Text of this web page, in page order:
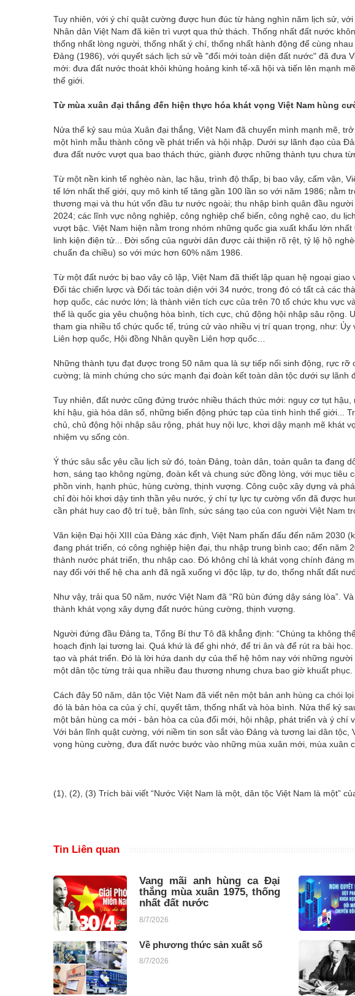
Tuy nhiên, với ý chí quật cường được hun đúc từ hàng nghìn năm lịch sử,
Nhân dân Việt Nam đã kiên trì vượt qua thử thách. Thống nhất đất nước
thống nhất lòng người, thống nhất ý chí, thống nhất hành động để cùng
Đảng (1986), với quyết sách lịch sử về "đổi mới toàn diện đất nước" đã đưa
mới: đưa đất nước thoát khỏi khủng hoảng kinh tế-xã hội và tiến lên mạnh
thế giới.
Từ mùa xuân đại thắng đến hiện thực hóa khát vọng Việt Nam hùng
Nửa thế kỷ sau mùa Xuân đại thắng, Việt Nam đã chuyển mình mạnh mẽ,
một hình mẫu thành công về phát triển và hội nhập. Dưới sự lãnh đạo của
đưa đất nước vượt qua bao thách thức, giành được những thành tựu chưa
Từ một nền kinh tế nghèo nàn, lạc hậu, trình độ thấp, bị bao vây, cấm vận,
tế lớn nhất thế giới, quy mô kinh tế tăng gần 100 lần so với năm 1986; nằm
thương mại và thu hút vốn đầu tư nước ngoài; thu nhập bình quân đầu
2024; các lĩnh vực nông nghiệp, công nghiệp chế biến, công nghệ cao, du
vượt bậc. Việt Nam hiện nằm trong nhóm những quốc gia xuất khẩu lớn
linh kiện điện tử... Đời sống của người dân được cải thiện rõ rệt, tỷ lệ hộ
chuẩn đa chiều) so với mức hơn 60% năm 1986.
Từ một đất nước bị bao vây cô lập, Việt Nam đã thiết lập quan hệ ngoại
Đối tác chiến lược và Đối tác toàn diện với 34 nước, trong đó có tất cả các
hợp quốc, các nước lớn; là thành viên tích cực của trên 70 tổ chức khu vực
thế là quốc gia yêu chuộng hòa bình, tích cực, chủ động hội nhập sâu rộng.
tham gia nhiều tổ chức quốc tế, trúng cử vào nhiều vị trí quan trọng, như:
Liên hợp quốc, Hội đồng Nhân quyền Liên hợp quốc…
Những thành tựu đạt được trong 50 năm qua là sự tiếp nối sinh động, rực
cường; là minh chứng cho sức mạnh đại đoàn kết toàn dân tộc dưới sự lãnh
Tuy nhiên, đất nước cũng đứng trước nhiều thách thức mới: nguy cơ tụt hậu,
khí hậu, già hóa dân số, những biến động phức tạp của tình hình thế giới...
chủ, chủ động hội nhập sâu rộng, phát huy nội lực, khơi dậy mạnh mẽ khát
nhiệm vụ sống còn.
Ý thức sâu sắc yêu cầu lịch sử đó, toàn Đảng, toàn dân, toàn quân ta đang
hơn, sáng tạo không ngừng, đoàn kết và chung sức đồng lòng, với mục tiêu
phồn vinh, hạnh phúc, hùng cường, thịnh vượng. Công cuộc xây dựng và
chỉ đòi hỏi khơi dậy tinh thần yêu nước, ý chí tự lực tự cường vốn đã được
cần phát huy cao độ trí tuệ, bản lĩnh, sức sáng tạo của con người Việt Nam
Văn kiện Đại hội XIII của Đảng xác định, Việt Nam phấn đấu đến năm 2030
đang phát triển, có công nghiệp hiện đại, thu nhập trung bình cao; đến năm
thành nước phát triển, thu nhập cao. Đó không chỉ là khát vọng chính đáng
nay đối với thế hệ cha anh đã ngã xuống vì độc lập, tự do, thống nhất đất
Như vậy, trải qua 50 năm, nước Việt Nam đã “Rũ bùn đứng dậy sáng lòa”.
thành khát vọng xây dựng đất nước hùng cường, thịnh vượng.
Người đứng đầu Đảng ta, Tổng Bí thư Tô đã khẳng định: “Chúng ta không
hoạch định lại tương lai. Quá khứ là để ghi nhớ, để tri ân và để rút ra bài
tạo và phát triển. Đó là lời hứa danh dự của thế hệ hôm nay với những
một dân tộc từng trải qua nhiều đau thương nhưng chưa bao giờ khuất phục.
Cách đây 50 năm, dân tộc Việt Nam đã viết nên một bản anh hùng ca chói
đó là bản hòa ca của ý chí, quyết tâm, thống nhất và hòa bình. Nửa thế kỷ
một bản hùng ca mới - bản hòa ca của đổi mới, hội nhập, phát triển và ý chí
Với bản lĩnh quật cường, với niềm tin son sắt vào Đảng và tương lai dân tộc,
vọng hùng cường, đưa đất nước bước vào những mùa xuân mới, mùa xuân
(1), (2), (3) Trích bài viết “Nước Việt Nam là một, dân tộc Việt Nam là một”
Tin Liên quan
Vang mãi anh hùng ca Đại
thắng mùa xuân 1975, thống
nhất đất nước
8/7/2026
Về phương thức sản xuất số
8/7/2026